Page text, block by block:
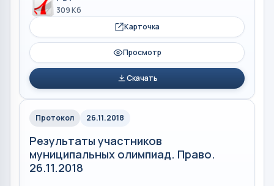
309 Кб
Карточка
Просмотр
Скачать
Протокол 26.11.2018
Результаты участников
муниципальных олимпиад. Право.
26.11.2018